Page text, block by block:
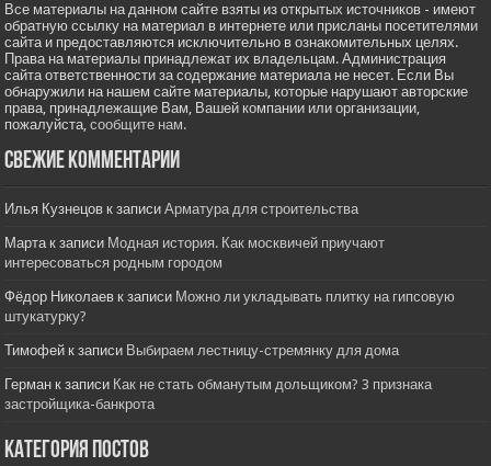
Все материалы на данном сайте взяты из открытых источников - имеют
обратную ссылку на материал в интернете или присланы посетителями
сайта и предоставляются исключительно в ознакомительных целях.
Права на материалы принадлежат их владельцам. Администрация
сайта ответственности за содержание материала не несет. Если Вы
обнаружили на нашем сайте материалы, которые нарушают авторские
права, принадлежащие Вам, Вашей компании или организации,
пожалуйста,сообщите нам.
Свежие комментарии
Илья Кузнецов к записиАрматура для строительства
Мартак записи Модная история. Как москвичей приучают
интересоваться родным городом
Фёдор Николаев к записи Можно ли укладывать плитку на гипсовую
штукатурку?
Тимофей к записи Выбираем лестницу-стремянку для дома
Герман к записи Как не стать обманутым дольщиком? 3 признака
застройщика-банкрота
Категория постов